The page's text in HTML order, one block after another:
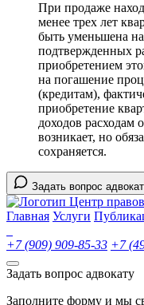
При продаже
менее трех лет
быть уменьшена
подтвержденных
приобретением
на погашение
(кредитам),
приобретение
доходов расходам
возникает, но
сохраняется.
Задать вопрос
Центр
Главная Услуги
+7 (909) 909-85-33 +7
Задать вопрос адвокату
Заполните форму и мы